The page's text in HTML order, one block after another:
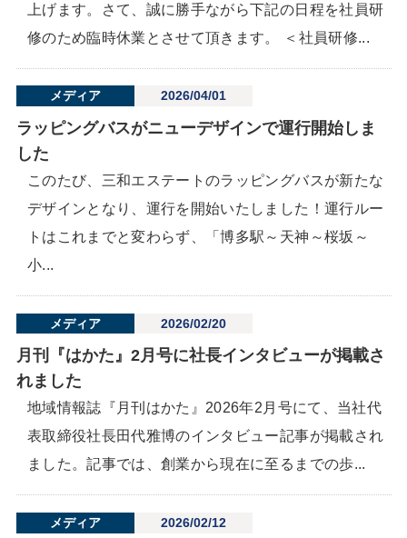
上げます。さて、誠に勝手ながら下記の日程を社員研
修のため臨時休業とさせて頂きます。 ＜社員研修...
メディア 2026/04/01
ラッピングバスがニューデザインで運行開始しま
した
このたび、三和エステートのラッピングバスが新たな
デザインとなり、運行を開始いたしました！運行ルー
トはこれまでと変わらず、「博多駅～天神～桜坂～
小...
メディア 2026/02/20
月刊『はかた』2月号に社長インタビューが掲載さ
れました
地域情報誌『月刊はかた』2026年2月号にて、当社代
表取締役社長田代雅博のインタビュー記事が掲載され
ました。記事では、創業から現在に至るまでの歩...
メディア 2026/02/12